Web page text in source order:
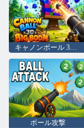
ボール攻撃